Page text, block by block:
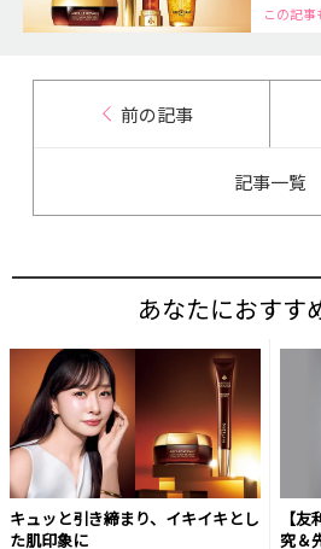
この記事
前の記事
記事一覧
あなたにおすす
キュッと引き締まり、イキイキとし
た肌印象に
【
究＆